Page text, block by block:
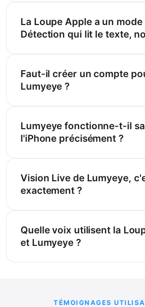
La Loupe Apple a un mode
Détection qui lit le texte,
Faut-il créer un compte
Lumyeye ?
Lumyeye fonctionne-t-il
l'iPhone précisément ?
Vision Live de Lumyeye,
exactement ?
Quelle voix utilisent la
et Lumyeye ?
TÉMOIGNAGES